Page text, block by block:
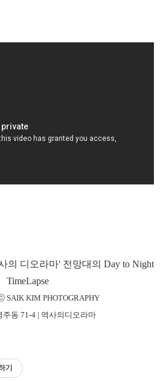
의 디오라마' 전망대의 Day to Night
TimeLapse
SAIK KIM PHOTOGRAPHY
주동 71-4 | 역사의디오라마
기